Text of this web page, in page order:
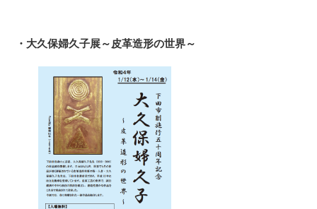
・大久保婦久子展～皮革造形の世界～